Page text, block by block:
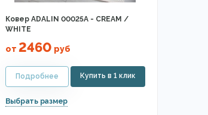
Ковер ADALIN 00025A - CREAM /
WHITE
от 2460 руб